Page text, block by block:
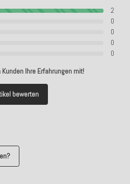
2
0
0
0
0
Ihre Erfahrungen mit!
bewerten